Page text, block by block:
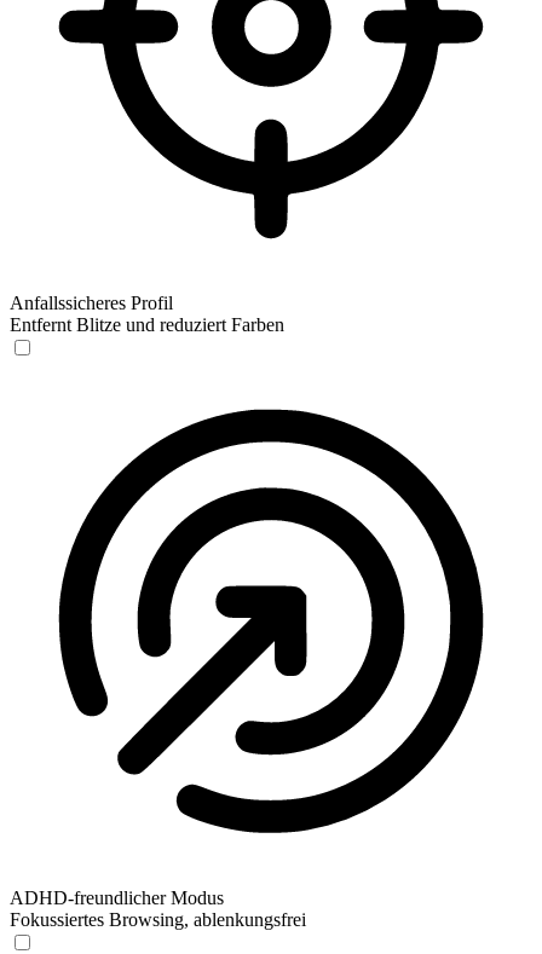
Anfallssicheres Profil
Entfernt Blitze und reduziert Farben
ADHD-freundlicher Modus
Fokussiertes Browsing, ablenkungsfrei